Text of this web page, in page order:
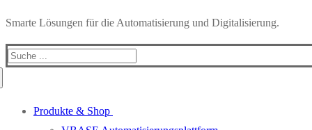
Smarte Lösungen für die Automatisierung und Digitalisierung.
Produkte & Shop